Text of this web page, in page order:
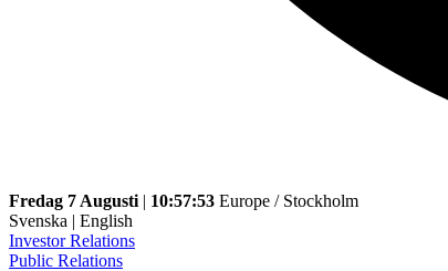
Fredag 7 Augusti | 10:57:53 Europe / Stockholm
Svenska | English
Investor Relations
Public Relations